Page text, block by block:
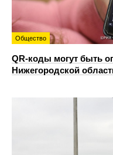
Общество
QR-коды могут быть
Нижегородской